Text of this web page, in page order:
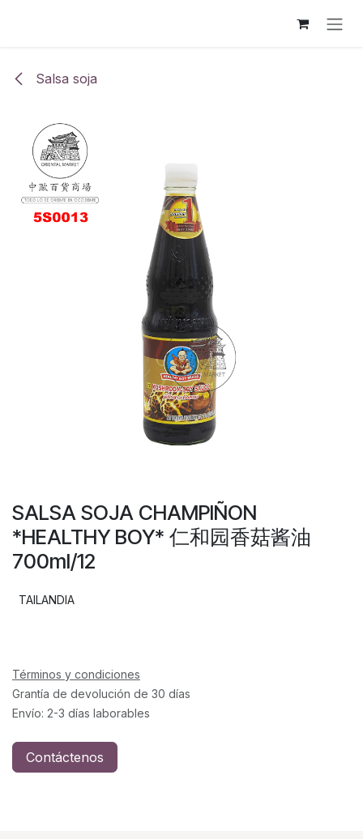
Salsa soja
SALSA SOJA CHAMPIÑON
*HEALTHY BOY* 仁和园香菇酱油
700ml/12
TAILANDIA
Términos y condiciones
Grantía de devolución de 30 días
Envío: 2-3 días laborables
Contáctenos